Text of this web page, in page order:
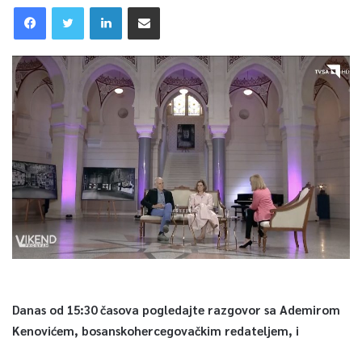
Danas od 15:30 časova pogledajte razgovor sa Ademirom
Kenovićem, bosanskohercegovačkim redateljem, i